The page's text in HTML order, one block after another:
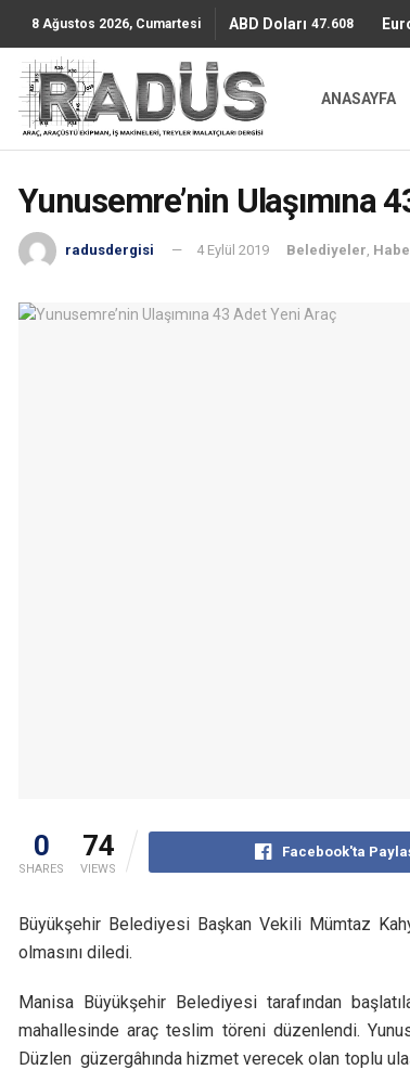
8 Ağustos 2026, Cumartesi ABD Doları 47.6085
ANASAYFA
Yunusemre’nin Ulaşımına
radusdergisi 4 Eylül 2019 Belediyeler,
0
SHARES
74
VIEWS
Facebook'ta
Büyükşehir Belediyesi Başkan Vekili Mümtaz
olmasını diledi.
Manisa Büyükşehir Belediyesi tarafından
mahallesinde araç teslim töreni düzenlendi.
Düzlen güzergâhında hizmet verecek olan toplu